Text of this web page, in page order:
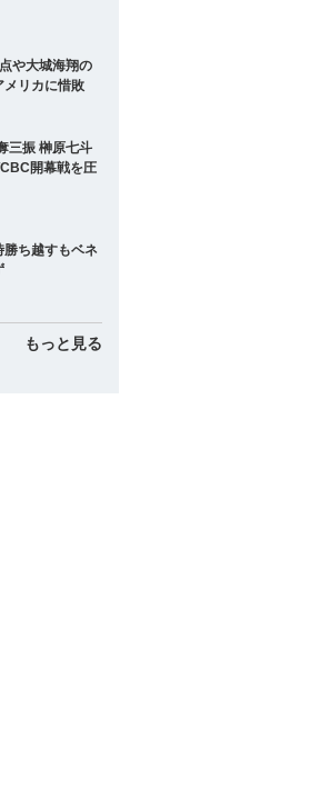
や大城海翔の
メリカに惜敗
三振 榊原七斗
開幕戦を圧
ち越すもベネ
もっと見る